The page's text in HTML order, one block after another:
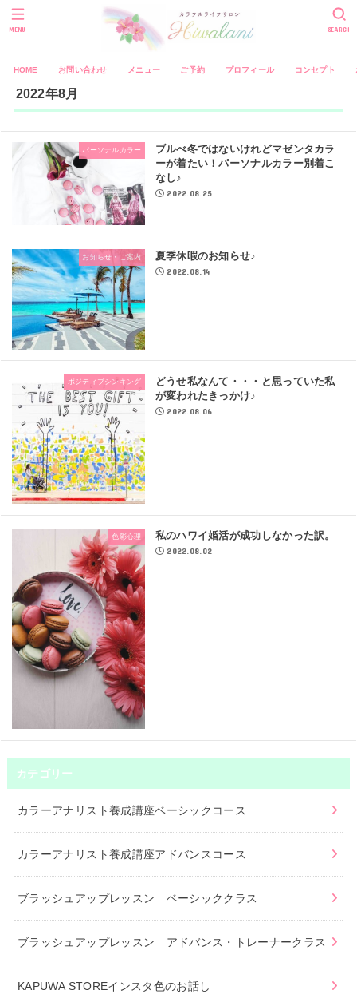
HOME お問い合わせ メニュー ご予約 プロフィール コンセプト
SEARCH
MENU
2022年8月
パーソナルカラー
ブルべ冬ではないけれどマゼンタカラ
ーが着たい！パーソナルカラー別着こ
なし♪
2022.08.25
お知らせ・ご案内 夏季休暇のお知らせ♪
2022.08.14
ポジティブシンキング
どうせ私なんて・・・と思っていた私
が変われたきっかけ♪
2022.08.06
色彩心理 私のハワイ婚活が成功しなかった訳。
2022.08.02
カテゴリー
カラーアナリスト養成講座ベーシックコース
カラーアナリスト養成講座アドバンスコース
ブラッシュアップレッスン ベーシッククラス
ブラッシュアップレッスン アドバンス・トレーナークラス
KAPUWA STOREインスタ色のお話し